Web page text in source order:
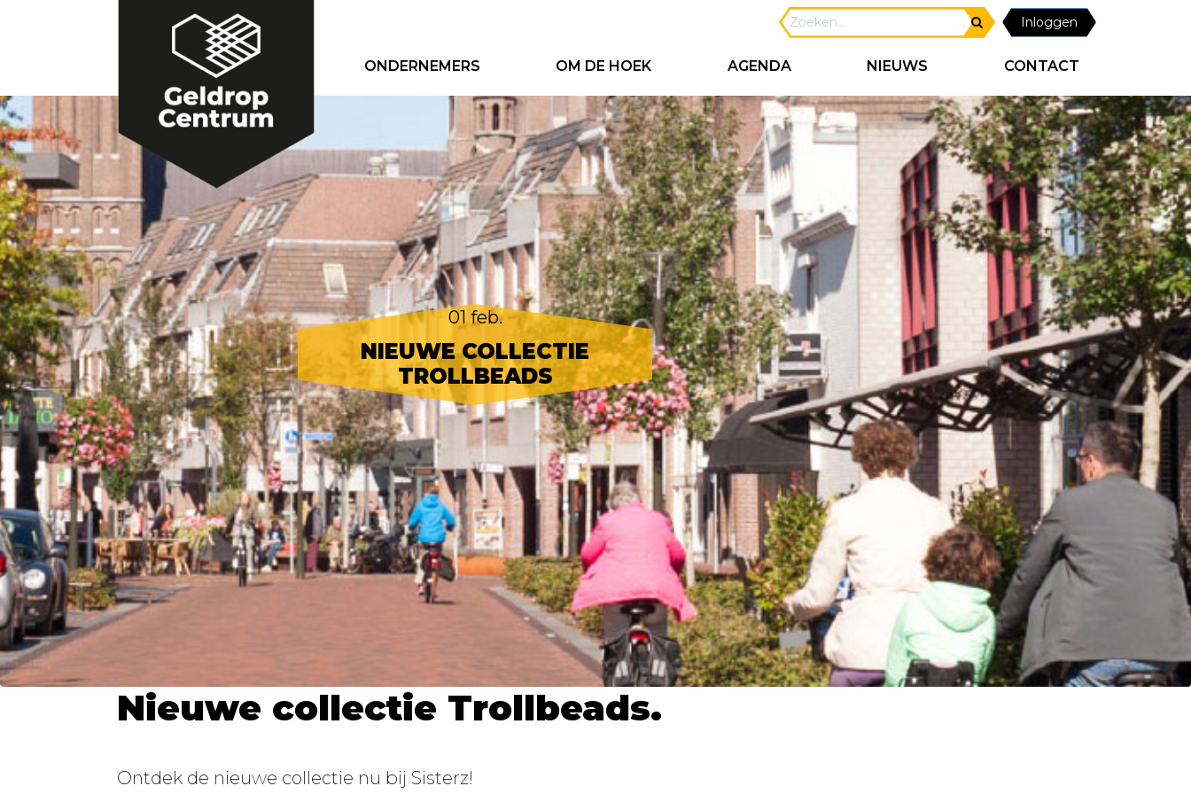
Inloggen
ONDERNEMERS OM DE HOEK AGENDA NIEUWS CONTACT
01 feb.
NIEUWE COLLECTIE
TROLLBEADS
Nieuwe collectie Trollbeads.
Ontdek de nieuwe collectie nu bij Sisterz!